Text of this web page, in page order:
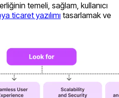
temeli, sağlam, kullanıcı
ticaret yazılımı tasarlamak ve